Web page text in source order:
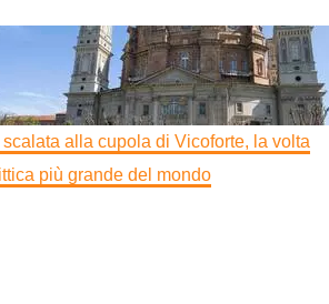
scalata alla cupola di Vicoforte, la volta
più grande del mondo